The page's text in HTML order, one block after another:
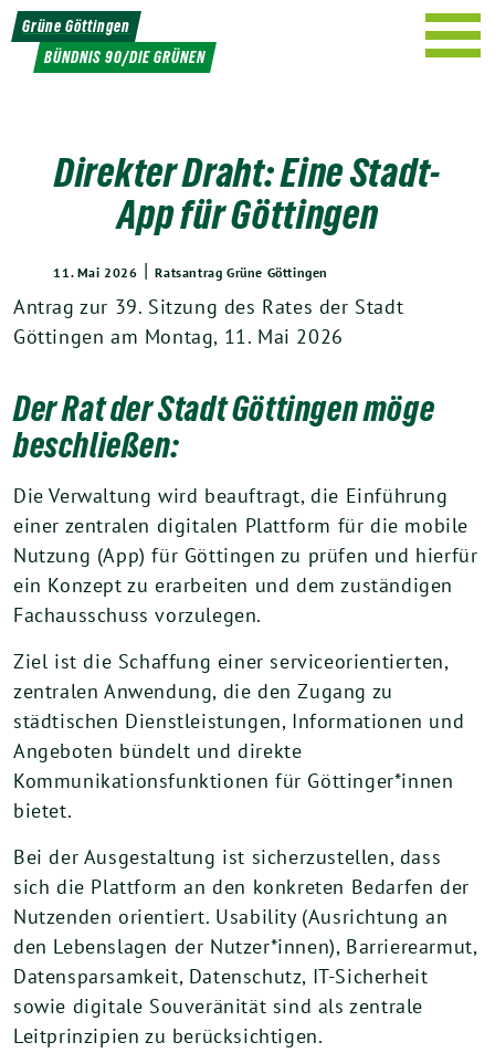
Weiter
zum
Inhalt
Grüne Göttingen
BÜNDNIS 90/DIE GRÜNEN
Direkter Draht: Eine Stadt-
App für Göttingen
11. Mai 2026 |Ratsantrag Grüne Göttingen
Antrag zur 39. Sitzung des Rates der Stadt
Göttingen am Montag, 11. Mai 2026
Der Rat der Stadt Göttingen möge
beschließen:
Die Verwaltung wird beauftragt, die Einführung
einer zentralen digitalen Plattform für die mobile
Nutzung (App) für Göttingen zu prüfen und hierfür
ein Konzept zu erarbeiten und dem zuständigen
Fachausschuss vorzulegen.
Ziel ist die Schaffung einer serviceorientierten,
zentralen Anwendung, die den Zugang zu
städtischen Dienstleistungen, Informationen und
Angeboten bündelt und direkte
Kommunikationsfunktionen für Göttinger*innen
bietet.
Bei der Ausgestaltung ist sicherzustellen, dass
sich die Plattform an den konkreten Bedarfen der
Nutzenden orientiert. Usability (Ausrichtung an
den Lebenslagen der Nutzer*innen), Barrierearmut,
Datensparsamkeit, Datenschutz, IT-Sicherheit
sowie digitale Souveränität sind als zentrale
Leitprinzipien zu berücksichtigen.